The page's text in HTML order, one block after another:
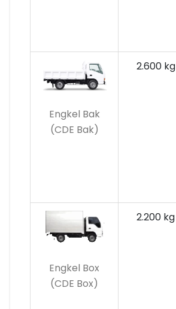
Engkel Bak
(CDE Bak)
2.600 kg
Engkel Box
(CDE Box)
2.200 kg